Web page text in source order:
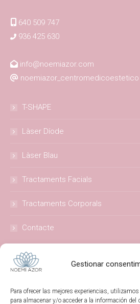
Gestionar
Para ofrecer las mejores experiencias,
para almacenar y/o acceder a la información del
640 509 747
936 425 630
info@noemiazor.com
noemiazor_centromedicoestetico
T-SHAPE
Làser Díode
Làser Blau
Tractaments Facials
Tractaments Corporals
Contacte
Segueix-nos a les xarxes
@noemiazor_centromedicoestetico